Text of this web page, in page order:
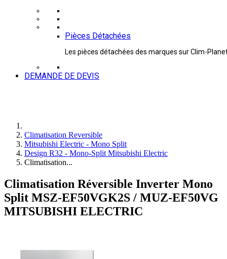
Pièces Détachées
Les pièces détachées des marques sur Clim-
DEMANDE DE DEVIS
Climatisation Reversible
Mitsubishi Electric - Mono Split
Design R32 - Mono-Split Mitsubishi Electric
Climatisation...
Climatisation Réversible Inverter Mono
Split MSZ-EF50VGK2S / MUZ-EF50VG
MITSUBISHI ELECTRIC